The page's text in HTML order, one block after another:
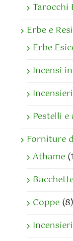
Tarocchi
Erbe e
Erbe
Incensi
Incensieri
Pestelli
Forniture
Athame
Coppe (8)